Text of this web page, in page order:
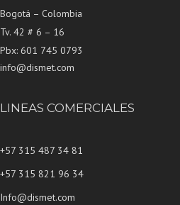
Bogotá – Colombia
Tv. 42 # 6 – 16
Pbx: 601 745 0793
info@dismet.com
LINEAS COMERCIALES
+57 315 487 34 81
+57 315 821 96 34
Info@dismet.com